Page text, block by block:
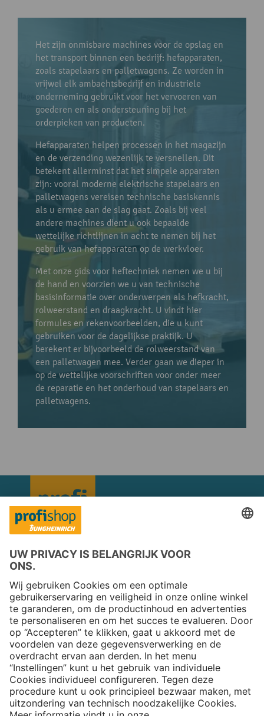
Het zijn onmisbare machines voor de opslag en
het transport binnen een bedrijf: hefapparaten,
zoals stapelaars en palletwagens. Ze worden in
vrijwel elk ambachtsbedrijf en industriële
onderneming gebruikt voor het vervoeren van
goederen en als ondersteuning bij het
orderpicken van producten.
Hefapparaten helpen processen in het magazijn
en de verzending wezenlijk te versnellen. Dit
betekent allerminst dat het simpele apparaten
zijn: vooral moderne elektrische stapelaars en
palletwagens vereisen technische basiskennis
als u ermee aan de slag gaat. Zoals bij veel
andere machines dient u ook bepaalde
wettelijke richtlijnen in acht te nemen bij het
gebruik van hefapparaten op de werkvloer.
Met onze gids voor heftechniek nemen we u bij
de hand en voorzien we u van technische
basisinformatie over onderwerpen als hefkracht,
rolweerstand en draagkracht. U vindt hier
formules en rekenvoorbeelden, die u kunt
gebruiken voor de dagelijkse praktijk. U
berekent er bijvoorbeeld de rolweerstand van
een palletwagen mee. Verder gaan we dieper in
op de wettelijke voorschriften voor onder meer
de reparatie en het onderhoud van stapelaars en
palletwagens.
Copyright © 2026 Jungheinrich PROFISHOP
Nieuwsbrief
Aanmelden →